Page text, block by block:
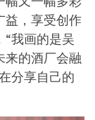
益，享受创作
我画的是吴
来的酒厂会融
分享自己的